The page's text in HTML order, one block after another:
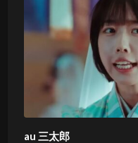
au 三太郎